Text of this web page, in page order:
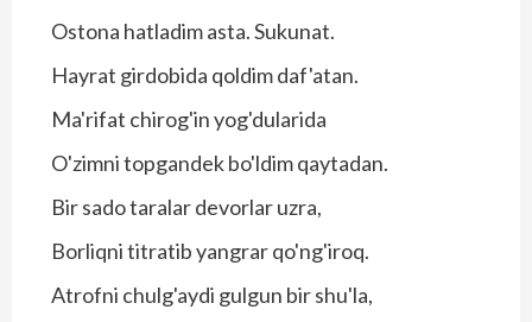
Ostona hatladim asta. Sukunat.
Hayrat girdobida qoldim daf'atan.
Ma'rifat chirog'in yog'dularida
O'zimni topgandek bo'ldim qaytadan.
Bir sado taralar devorlar uzra,
Borliqni titratib yangrar qo'ng'iroq.
Atrofni chulg'aydi gulgun bir shu'la,